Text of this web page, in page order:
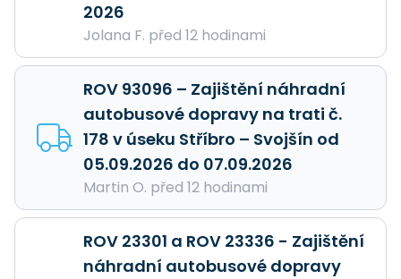
2026
Jolana F. před 12 hodinami
ROV 93096 – Zajištění náhradní
autobusové dopravy na trati č.
178 v úseku Stříbro – Svojšín od
05.09.2026 do 07.09.2026
Martin O. před 12 hodinami
ROV 23301 a ROV 23336 - Zajištění
náhradní autobusové dopravy